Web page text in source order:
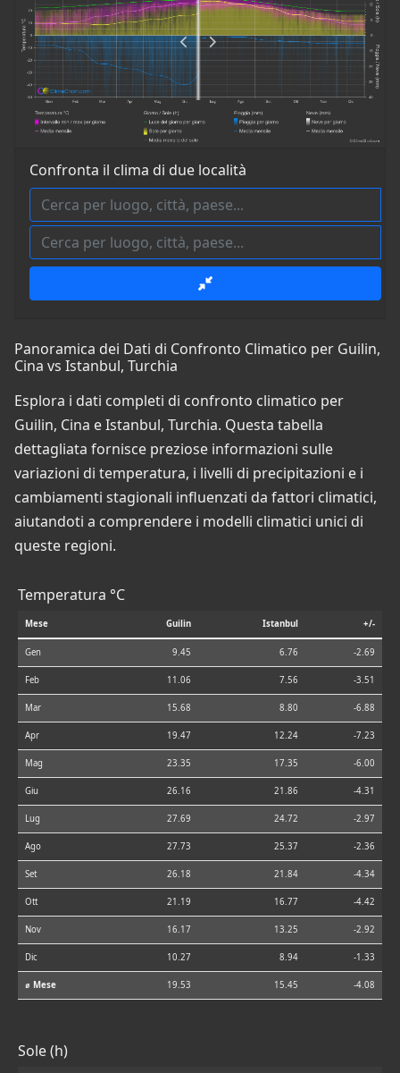
Confronta il clima di due località
Panoramica dei Dati di Confronto Climatico per Guilin,
Cina vs Istanbul, Turchia
Esplora i dati completi di confronto climatico per
Guilin, Cina e Istanbul, Turchia. Questa tabella
dettagliata fornisce preziose informazioni sulle
variazioni di temperatura, i livelli di precipitazioni e i
cambiamenti stagionali influenzati da fattori climatici,
aiutandoti a comprendere i modelli climatici unici di
queste regioni.
Temperatura °C
Mese Guilin Istanbul +/-
Gen 9.45 6.76 -2.69
Feb 11.06 7.56 -3.51
Mar 15.68 8.80 -6.88
Apr 19.47 12.24 -7.23
Mag 23.35 17.35 -6.00
Giu 26.16 21.86 -4.31
Lug 27.69 24.72 -2.97
Ago 27.73 25.37 -2.36
Set 26.18 21.84 -4.34
Ott 21.19 16.77 -4.42
Nov 16.17 13.25 -2.92
Dic 10.27 8.94 -1.33
⌀ Mese 19.53 15.45 -4.08
Sole (h)